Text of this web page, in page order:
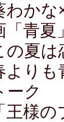
かな
「青
夏は
よりも
ーク
様の